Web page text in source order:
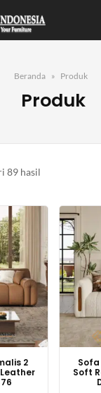
Beranda Produk
Produk
89 hasil
yang
terbaru
2
Soft